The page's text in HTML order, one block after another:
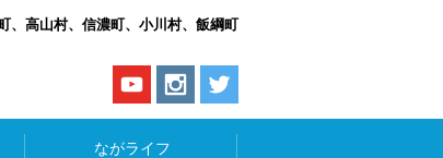
、高山村、信濃町、小川村、飯綱町
ながライフ